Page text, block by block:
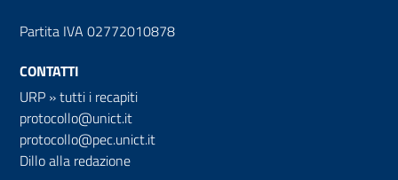
Partita IVA 02772010878
CONTATTI
URP »tutti i recapiti
protocollo@unict.it
protocollo@pec.unict.it
Dillo alla redazione